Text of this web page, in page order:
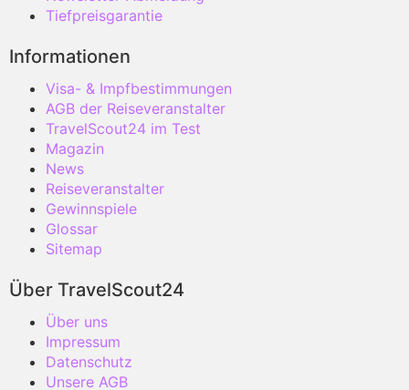
Tiefpreisgarantie
Informationen
Visa- & Impfbestimmungen
AGB der Reiseveranstalter
TravelScout24 im Test
Magazin
News
Reiseveranstalter
Gewinnspiele
Glossar
Sitemap
Über TravelScout24
Über uns
Impressum
Datenschutz
Unsere AGB